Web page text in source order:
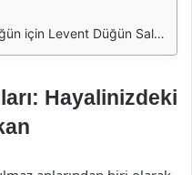
için Levent Düğün Salonları
Hayalinizdeki